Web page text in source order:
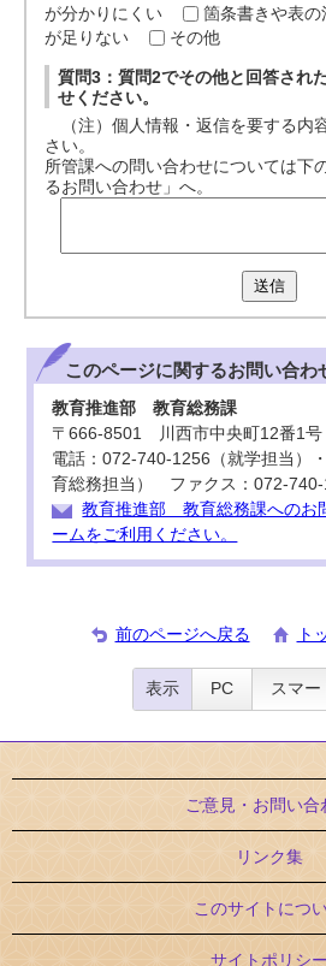
が分かりにくい
箇条書きや表
が足りない
その他
質問3：質問2でその他と回答され
せください。
（注）個人情報・返信を要する内
さい。
所管課への問い合わせについては下
るお問い合わせ」へ。
送信
このページに関するお問い合わ
教育推進部 教育総務課
〒666-8501 川西市中央町12番1
電話：072-740-1256（就学担当）
育総務担当） ファクス：072-740-
教育推進部 教育総務課へのお
ームをご利用ください。
前のページへ戻る ト
表示 PC スマー
ご意見・お問い合
リンク集
このサイトにつ
サイトポリシー